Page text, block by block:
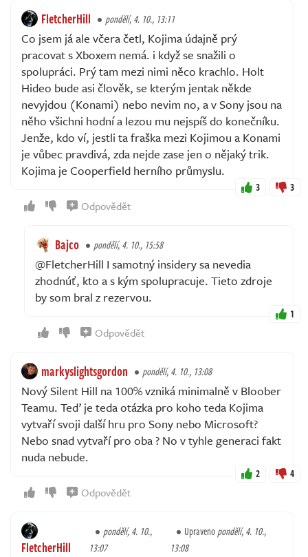
FletcherHill pondělí, 4. 10., 13:11
Co jsem já ale včera četl, Kojima údajně prý
pracovat s Xboxem nemá. i když se snažili o
spolupráci. Prý tam mezi nimi něco krachlo. Holt
Hideo bude asi člověk, se kterým jentak někde
nevyjdou (Konami) nebo nevim no, a v Sony jsou na
něho všichni hodní a lezou mu nejspíš do konečníku.
Jenže, kdo ví, jestli ta fraška mezi Kojimou a Konami
je vůbec pravdivá, zda nejde zase jen o nějaký trik.
Kojima je Cooperfield herního průmyslu.
3 3
Odpovědět
Bajco pondělí, 4. 10., 15:58
@FletcherHill I samotný insidery sa nevedia
zhodnúť, kto a s kým spolupracuje. Tieto zdroje
by som bral z rezervou.
1
Odpovědět
markyslightsgordon pondělí, 4. 10., 13:08
Nový Silent Hill na 100% vzniká minimalně v Bloober
Teamu. Teď je teda otázka pro koho teda Kojima
vytvaří svoji další hru pro Sony nebo Microsoft?
Nebo snad vytvaří pro oba ? No v tyhle generaci fakt
nuda nebude.
2 4
Odpovědět
FletcherHill
pondělí, 4. 10.,
13:07
Upravenopondělí, 4. 10.,
13:08